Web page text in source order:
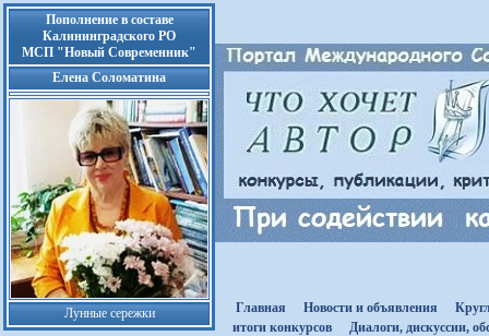
Пополнение в составе
Калининградского РО
МСП "Новый Современник"
Елена Соломатина
Лунные сережки Главная Новости и объявления
итоги конкурсов
Диалоги, дискуссии,